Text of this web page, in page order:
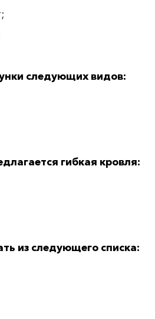
следующих видов:
гибкая кровля:
из следующего списка: